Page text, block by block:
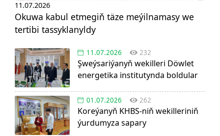
11.07.2026
Okuwa kabul etmegiň täze meýilnamasy we
tertibi tassyklanyldy
11.07.2026 232
Şweýsariýanyň wekilleri Döwlet
energetika institutynda boldular
01.07.2026 262
Koreýanyň KHBS-niň wekilleriniň
ýurdumyza sapary